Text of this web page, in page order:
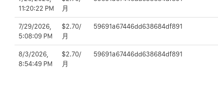
11:20:22 PM
月
7/29/2026,
5:08:09 PM
$2.70/
月
59691a67446dd638684df891
8/3/2026,
8:54:49 PM
$2.70/
月
59691a67446dd638684df891